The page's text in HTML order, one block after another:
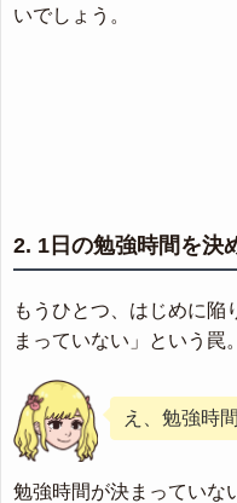
いでしょう。
2. 1日の勉強時間を決
もうひとつ、はじめに陥
まっていない」という罠。
え、勉強時
勉強時間が決まっていな